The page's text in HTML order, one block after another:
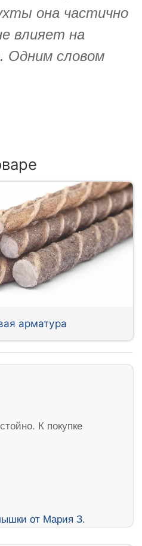
она частично
влияет на
Одним словом
арматура
К покупке